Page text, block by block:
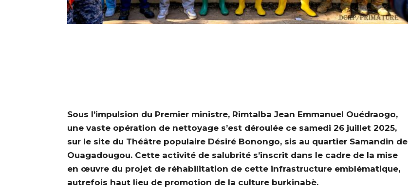
‎Sous l’impulsion du Premier ministre, Rimtalba Jean Emmanuel Ouédraogo,
une vaste opération de nettoyage s’est déroulée ce samedi 26 juillet 2025,
sur le site du Théâtre populaire Désiré Bonongo, sis au quartier Samandin de
Ouagadougou. Cette activité de salubrité s’inscrit dans le cadre de la mise
en œuvre du projet de réhabilitation de cette infrastructure emblématique,
autrefois haut lieu de promotion de la culture burkinabè.